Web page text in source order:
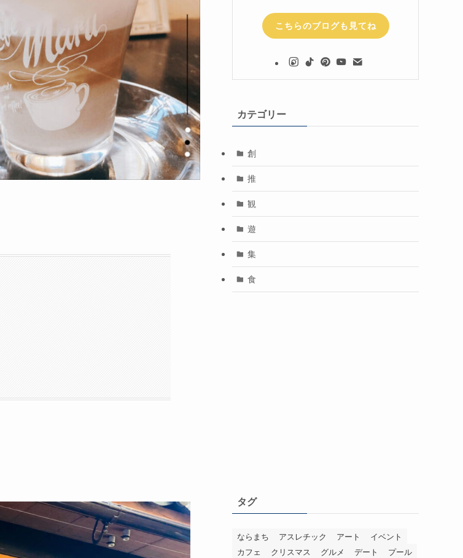
こちらのブログも見てね
カテゴリー
創
推
観
遊
集
食
タグ
ならまち アスレチック アート
イベント
カフェ
クリスマス グルメ デート
プール